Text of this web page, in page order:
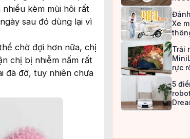
kèm mùi hôi rất
sau đó dùng lại vì
chờ đợi hơn nữa, chị
chị bị nhiễm nấm rất
đã đỡ, tuy nhiên chưa
Xe
Trải
rực
5